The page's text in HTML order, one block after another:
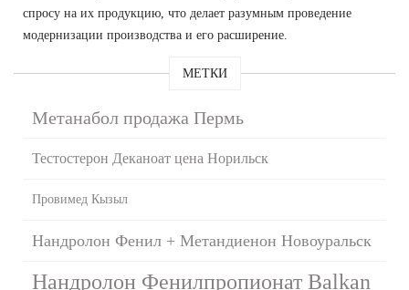
спросу на их продукцию, что делает разумным проведение
модернизации производства и его расширение.
МЕТКИ
Метанабол продажа Пермь
Тестостерон Деканоат цена Норильск
Провимед Кызыл
Нандролон Фенил + Метандиенон Новоуральск
Нандролон Фенилпропионат Balkan